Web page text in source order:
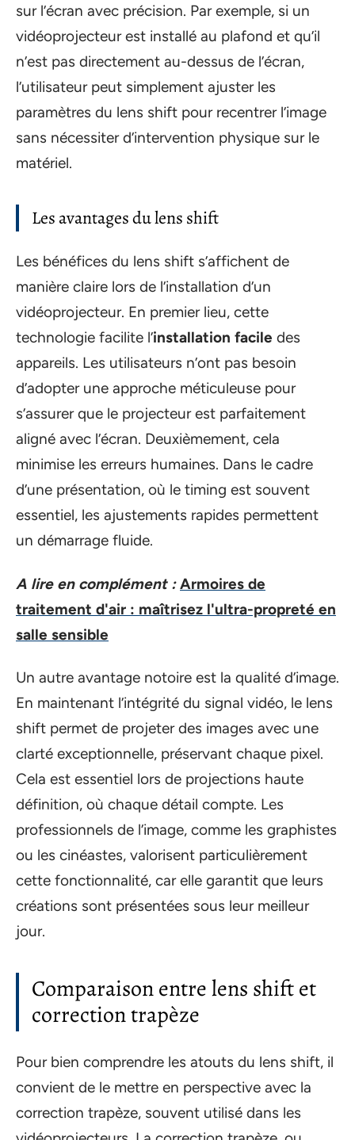
sur l’écran avec précision. Par exemple, si un
vidéoprojecteur est installé au plafond et qu’il
n’est pas directement au-dessus de l’écran,
l’utilisateur peut simplement ajuster les
paramètres du lens shift pour recentrer l’image
sans nécessiter d’intervention physique sur le
matériel.
Les avantages du lens shift
Les bénéfices du lens shift s’affichent de
manière claire lors de l’installation d’un
vidéoprojecteur. En premier lieu, cette
technologie facilite l’installation facile des
appareils. Les utilisateurs n’ont pas besoin
d’adopter une approche méticuleuse pour
s’assurer que le projecteur est parfaitement
aligné avec l’écran. Deuxièmement, cela
minimise les erreurs humaines. Dans le cadre
d’une présentation, où le timing est souvent
essentiel, les ajustements rapides permettent
un démarrage fluide.
A lire en complément : Armoires de
traitement d'air : maîtrisez l'ultra-propreté en
salle sensible
Un autre avantage notoire est la qualité d’image.
En maintenant l’intégrité du signal vidéo, le lens
shift permet de projeter des images avec une
clarté exceptionnelle, préservant chaque pixel.
Cela est essentiel lors de projections haute
définition, où chaque détail compte. Les
professionnels de l’image, comme les graphistes
ou les cinéastes, valorisent particulièrement
cette fonctionnalité, car elle garantit que leurs
créations sont présentées sous leur meilleur
jour.
Comparaison entre lens shift et
correction trapèze
Pour bien comprendre les atouts du lens shift, il
convient de le mettre en perspective avec la
correction trapèze, souvent utilisé dans les